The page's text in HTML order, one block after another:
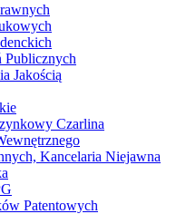
Publicznych
Jakością
Czarlina
Kancelaria Niejawna
Patentowych